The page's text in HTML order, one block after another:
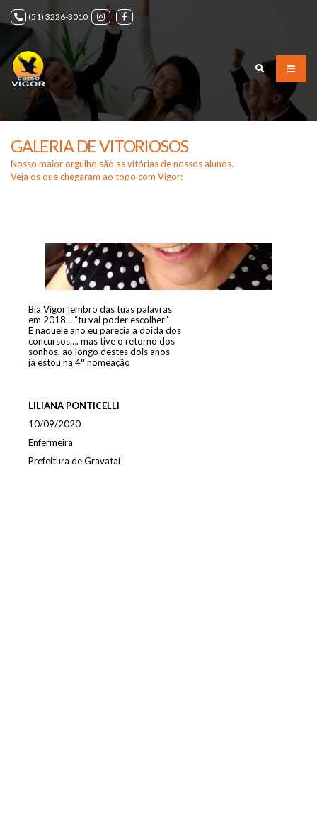
(51) 3226-3010
GALERIA DE VITORIOSOS
Nosso maior orgulho são as vitórias de nossos alunos.
Veja os que chegaram ao topo com Vigor:
Bia Vigor lembro das tuas palavras
em 2018 .. “tu vai poder escolher”
E naquele ano eu parecia a doida dos
concursos…. mas tive o retorno dos
sonhos, ao longo destes dois anos
já estou na 4° nomeação
LILIANA PONTICELLI
10/09/2020
Enfermeira
Prefeitura de Gravataí